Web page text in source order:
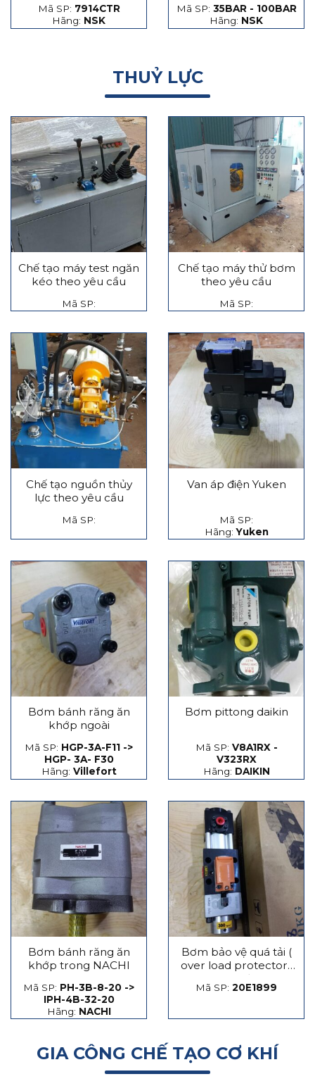
Mã SP: 7914CTR
Hãng: NSK
hạt thép và hạt gốm
Mã SP: 35BAR - 100BAR
Hãng: NSK
THUỶ LỰC
Chế tạo máy test ngăn
kéo theo yêu cầu
Mã SP:
Chế tạo máy thử bơm
theo yêu cầu
Mã SP:
Chế tạo nguồn thủy
lực theo yêu cầu
Mã SP:
Van áp điện Yuken
Mã SP:
Hãng:Yuken
Bơm bánh răng ăn
khớp ngoài
Mã SP: HGP-3A-F11 ->
HGP- 3A- F30
Hãng: Villefort
Bơm pittong daikin
Mã SP: V8A1RX -
V323RX
Hãng: DAIKIN
Bơm bánh răng ăn
khớp trong NACHI
Mã SP: PH-3B-8-20 ->
IPH-4B-32-20
Hãng: NACHI
Bơm bảo vệ quá tải (
over load protector)
máy dập
Mã SP: 20E1899
GIA CÔNG CHẾ TẠO CƠ KHÍ